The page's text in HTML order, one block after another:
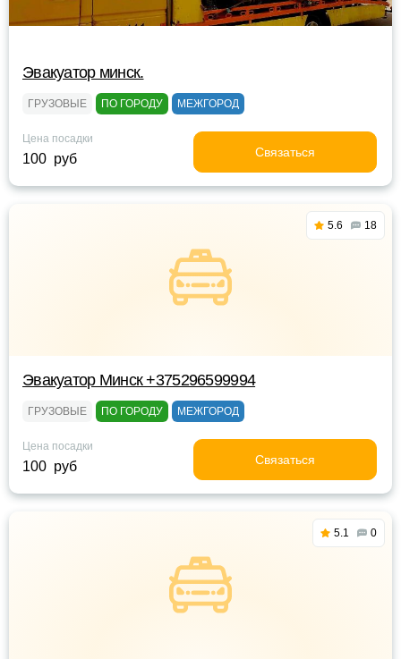
Эвакуатор минск.
ГРУЗОВЫЕ ПО ГОРОДУ МЕЖГОРОД
Цена посадки
100 руб Связаться
5.6 18
Эвакуатор Минск +375296599994
ГРУЗОВЫЕ ПО ГОРОДУ МЕЖГОРОД
Цена посадки
100 руб Связаться
5.1 0